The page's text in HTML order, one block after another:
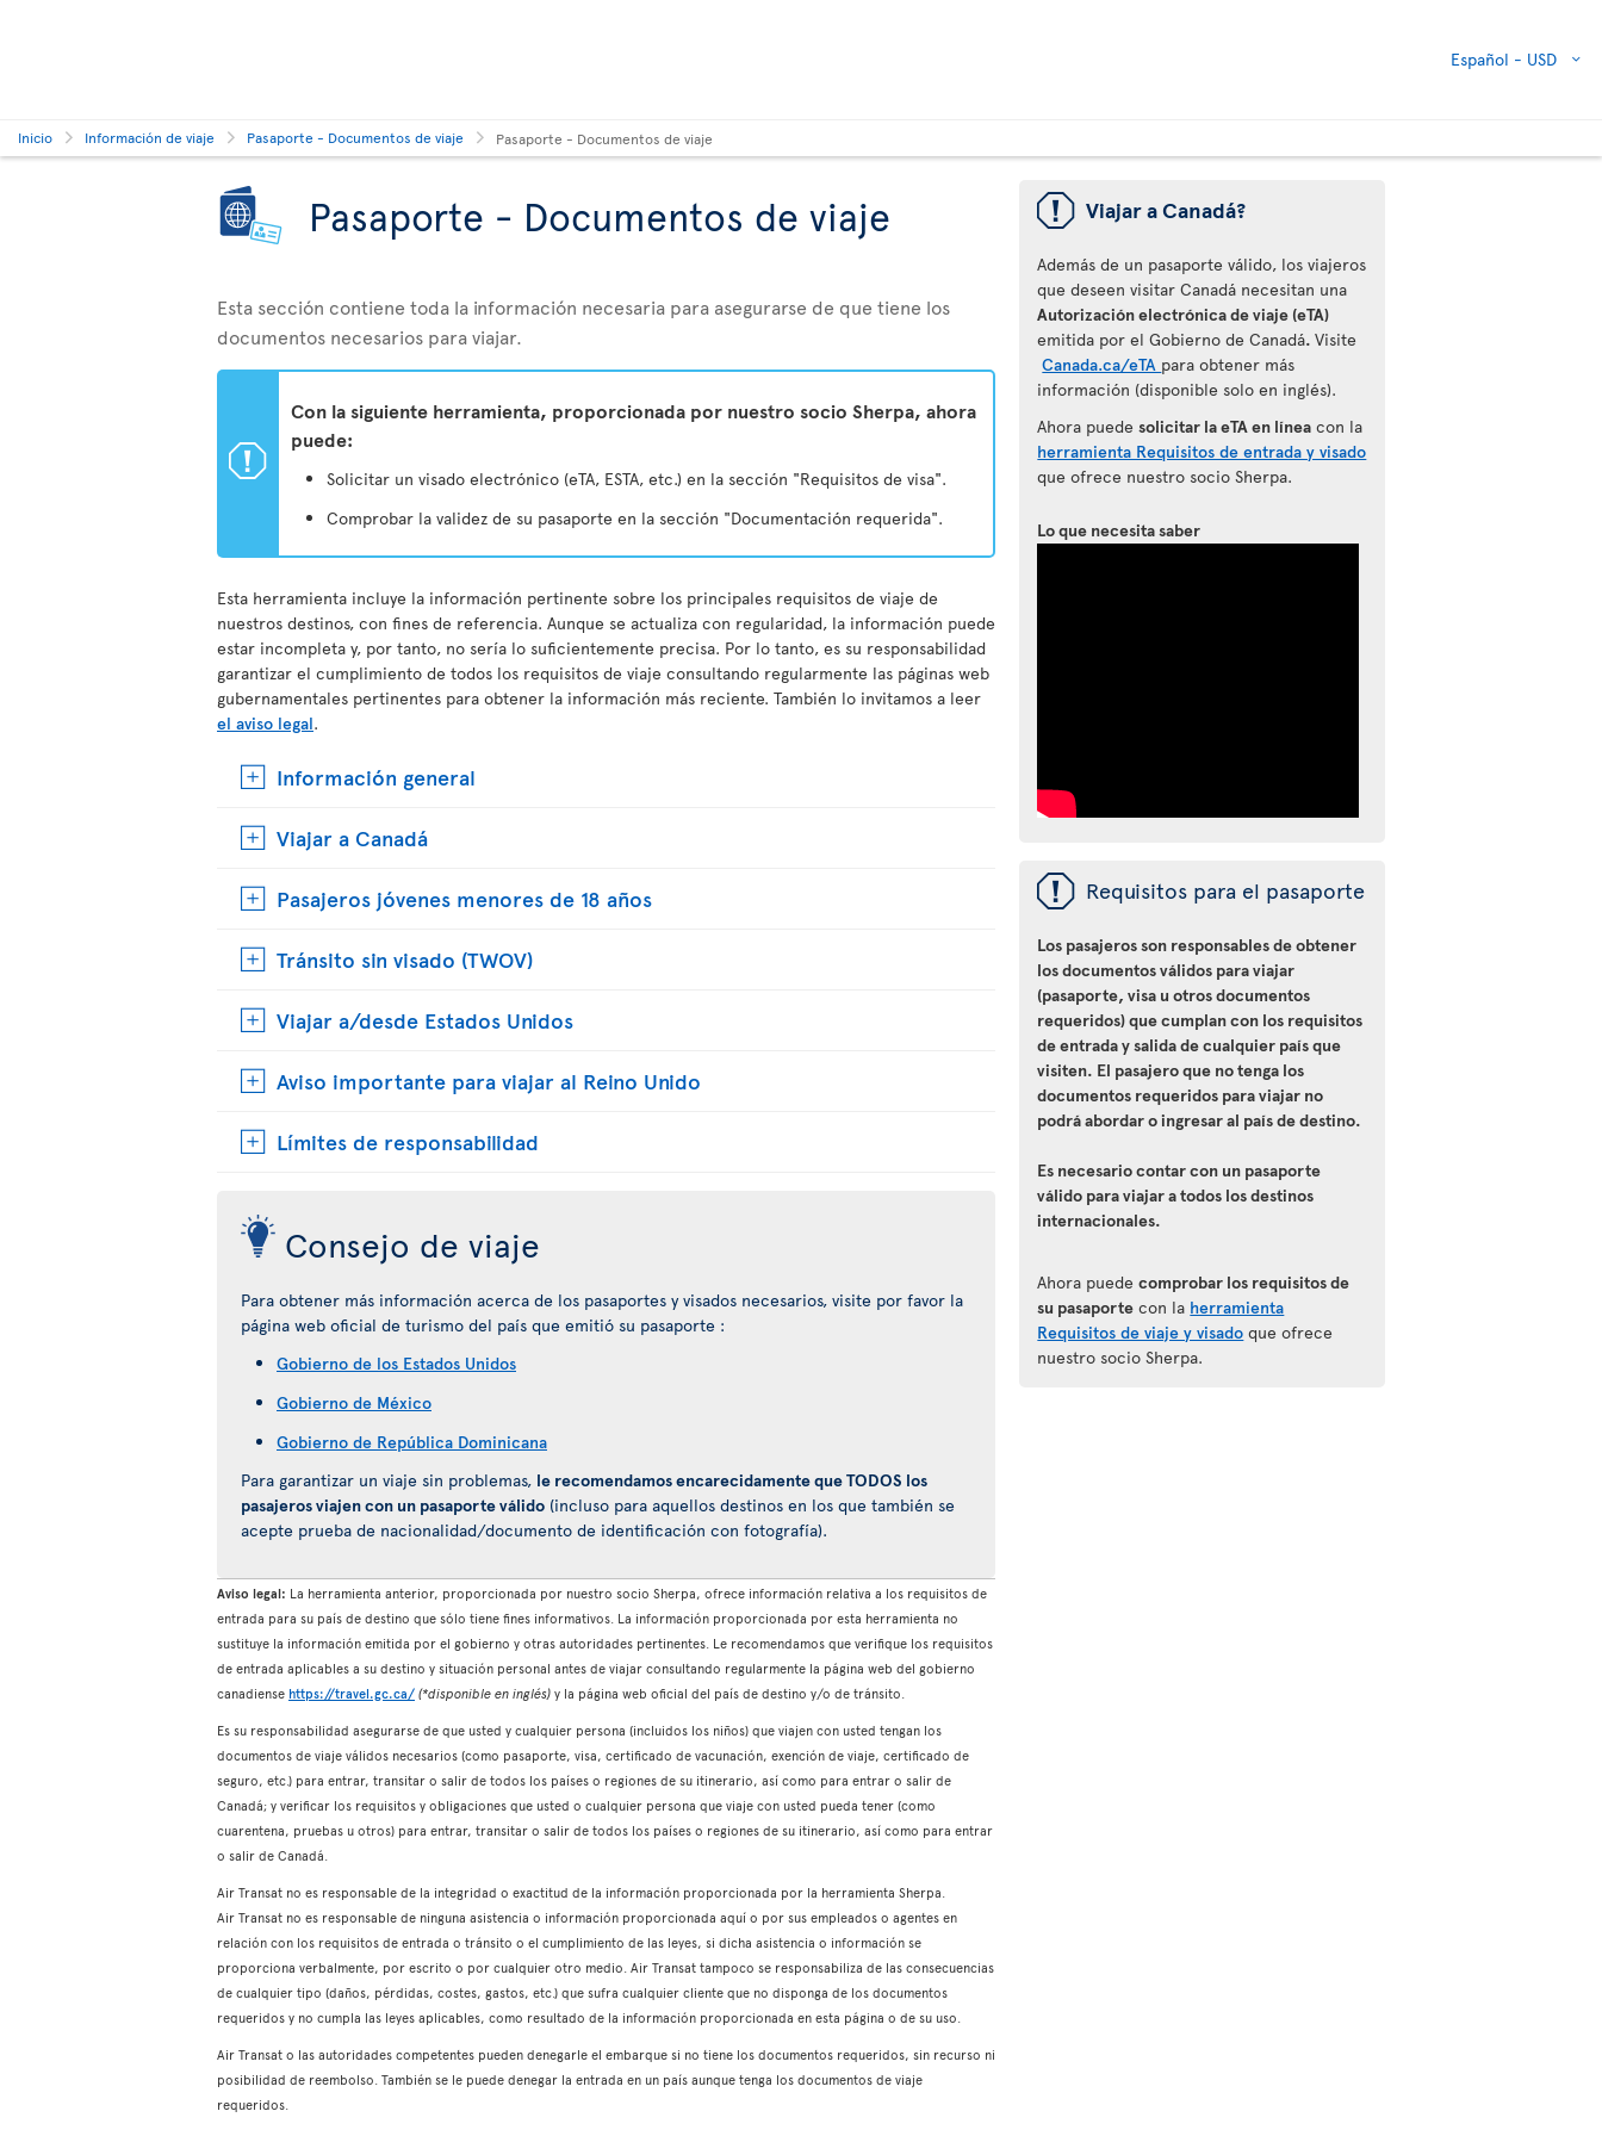
Español - USD
Inicio Información de viaje Pasaporte - Documentos de viaje Pasaporte - Documentos de viaje
Pasaporte - Documentos de viaje
Esta sección contiene toda la información necesaria para asegurarse de que tiene los
documentos necesarios para viajar.
ü
Con la siguiente herramienta, proporcionada por nuestro socio Sherpa, ahora
puede:
Solicitar un visado electrónico (eTA, ESTA, etc.) en la sección "Requisitos de visa".
Comprobar la validez de su pasaporte en la sección "Documentación requerida".
Esta herramienta incluye la información pertinente sobre los principales requisitos de viaje de
nuestros destinos, con fines de referencia. Aunque se actualiza con regularidad, la información puede
estar incompleta y, por tanto, no sería lo suficientemente precisa. Por lo tanto, es su responsabilidad
garantizar el cumplimiento de todos los requisitos de viaje consultando regularmente las páginas web
gubernamentales pertinentes para obtener la información más reciente. También lo invitamos a leer
el aviso legal.
Información general
Viajar a Canadá
Pasajeros jóvenes menores de 18 años
Tránsito sin visado (TWOV)
Viajar a/desde Estados Unidos
Aviso importante para viajar al Reino Unido
Límites de responsabilidad
Consejo de viaje
Para obtener más información acerca de los pasaportes y visados necesarios, visite por favor la
página web oficial de turismo del país que emitió su pasaporte :
Gobierno de los Estados Unidos
Gobierno de México
Gobierno de República Dominicana
Para garantizar un viaje sin problemas, le recomendamos encarecidamente que TODOS los
pasajeros viajen con un pasaporte válido (incluso para aquellos destinos en los que también se
acepte prueba de nacionalidad/documento de identificación con fotografía).
Aviso legal: La herramienta anterior, proporcionada por nuestro socio Sherpa, ofrece información relativa a los requisitos de
entrada para su país de destino que sólo tiene fines informativos. La información proporcionada por esta herramienta no
sustituye la información emitida por el gobierno y otras autoridades pertinentes. Le recomendamos que verifique los requisitos
de entrada aplicables a su destino y situación personal antes de viajar consultando regularmente la página web del gobierno
canadiense https://travel.gc.ca/ (*disponible en inglés) y la página web oficial del país de destino y/o de tránsito.
Es su responsabilidad asegurarse de que usted y cualquier persona (incluidos los niños) que viajen con usted tengan los
documentos de viaje válidos necesarios (como pasaporte, visa, certificado de vacunación, exención de viaje, certificado de
seguro, etc.) para entrar, transitar o salir de todos los países o regiones de su itinerario, así como para entrar o salir de
Canadá; y verificar los requisitos y obligaciones que usted o cualquier persona que viaje con usted pueda tener (como
cuarentena, pruebas u otros) para entrar, transitar o salir de todos los países o regiones de su itinerario, así como para entrar
o salir de Canadá.
Air Transat no es responsable de la integridad o exactitud de la información proporcionada por la herramienta Sherpa.
Air Transat no es responsable de ninguna asistencia o información proporcionada aquí o por sus empleados o agentes en
relación con los requisitos de entrada o tránsito o el cumplimiento de las leyes, si dicha asistencia o información se
proporciona verbalmente, por escrito o por cualquier otro medio. Air Transat tampoco se responsabiliza de las consecuencias
de cualquier tipo (daños, pérdidas, costes, gastos, etc.) que sufra cualquier cliente que no disponga de los documentos
requeridos y no cumpla las leyes aplicables, como resultado de la información proporcionada en esta página o de su uso.
Air Transat o las autoridades competentes pueden denegarle el embarque si no tiene los documentos requeridos, sin recurso ni
posibilidad de reembolso. También se le puede denegar la entrada en un país aunque tenga los documentos de viaje
requeridos.
ü Viajar a Canadá?
Además de un pasaporte válido, los viajeros
que deseen visitar Canadá necesitan una
Autorización electrónica de viaje (eTA)
emitida por el Gobierno de Canadá.Visite
Canada.ca/eTA para obtener más
información (disponible solo en inglés).
Ahora puedesolicitar la eTA en línea con la
herramienta Requisitos de entrada y visado
que ofrece nuestro socio Sherpa.
Lo que necesita saber
ü Requisitos para el pasaporte
Los pasajeros son responsables de obtener
los documentos válidos para viajar
(pasaporte, visa u otros documentos
requeridos) que cumplan con los requisitos
de entrada y salida de cualquier país que
visiten. El pasajero que no tenga los
documentos requeridos para viajar no
podrá abordar o ingresar al país de destino.
Es necesario contar con un pasaporte
válido para viajar a todos los destinos
internacionales.
Ahora puedecomprobar los requisitos de
su pasaporte con la herramienta
Requisitos de viaje y visado que ofrece
nuestro socio Sherpa.